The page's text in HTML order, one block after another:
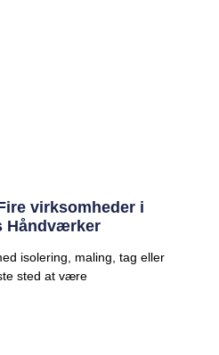
virksomheder i
Håndværker
isolering, maling, tag eller
sted at være